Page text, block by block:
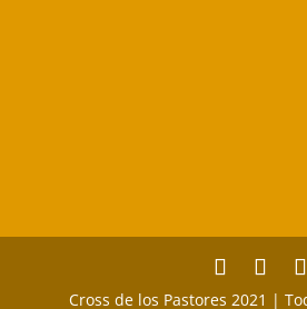
Cross de los Pastores 2021 |